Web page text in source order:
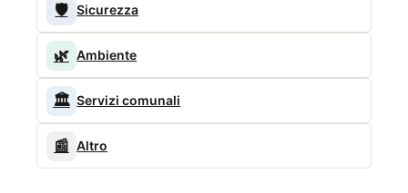
🛡️ Sicurezza
🌿 Ambiente
🏛️ Servizi comunali
📰 Altro